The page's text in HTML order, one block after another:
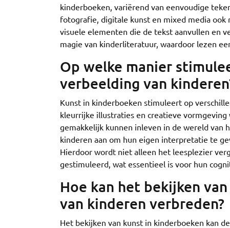
kinderboeken, variërend van eenvoudige
fotografie, digitale kunst en mixed media
visuele elementen die de tekst aanvullen en
magie van kinderliteratuur, waardoor lezen
Op welke manier
verbeelding van
Kunst in kinderboeken stimuleert op
kleurrijke illustraties en creatieve
gemakkelijk kunnen inleven in de wereld van
kinderen aan om hun eigen interpretatie te
Hierdoor wordt niet alleen het leesplezier
gestimuleerd, wat essentieel is voor hun
Hoe kan het bekijken
van kinderen verbreden?
Het bekijken van kunst in kinderboeken kan